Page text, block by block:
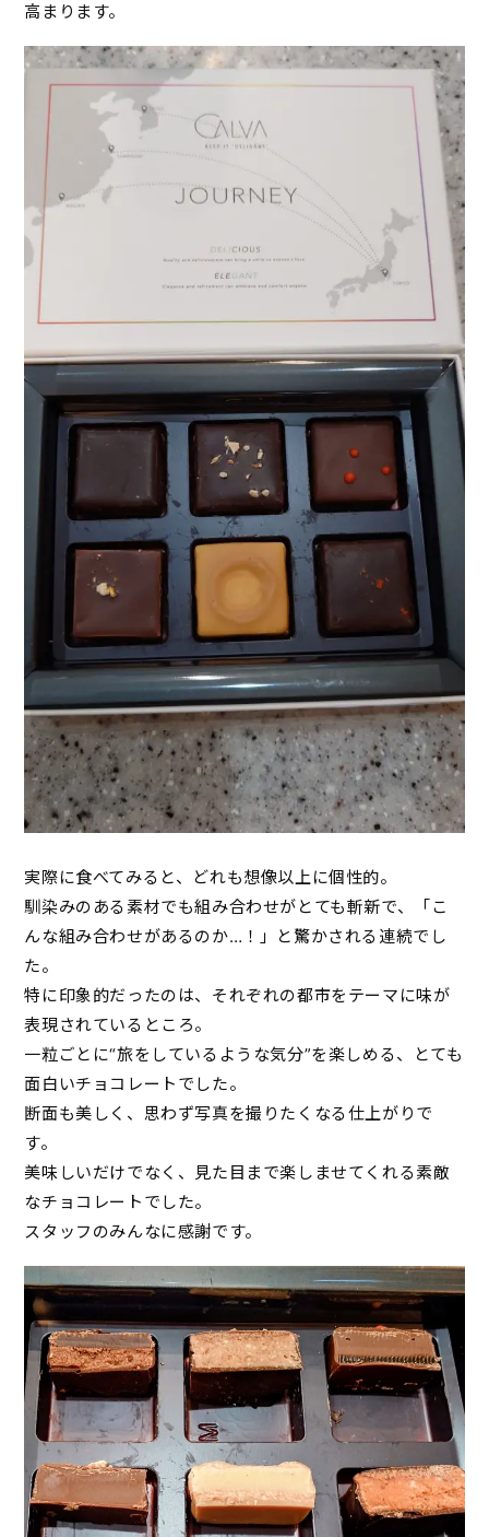
高まります。
実際に食べてみると、どれも想像以上に個性的。
馴染みのある素材でも組み合わせがとても斬新で、「こ
んな組み合わせがあるのか…！」と驚かされる連続でし
た。
特に印象的だったのは、それぞれの都市をテーマに味が
表現されているところ。
一粒ごとに“旅をしているような気分”を楽しめる、とても
面白いチョコレートでした。
断面も美しく、思わず写真を撮りたくなる仕上がりで
す。
美味しいだけでなく、見た目まで楽しませてくれる素敵
なチョコレートでした。
スタッフのみんなに感謝です。